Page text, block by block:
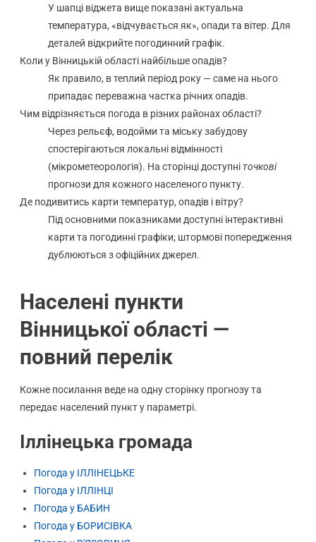
У шапці віджета вище показані актуальна
температура, «відчувається як», опади та вітер. Для
деталей відкрийте погодинний графік.
Коли у Вінницькій області найбільше опадів?
Як правило, в теплий період року — саме на нього
припадає переважна частка річних опадів.
Чим відрізняється погода в різних районах області?
Через рельєф, водойми та міську забудову
спостерігаються локальні відмінності
(мікрометеорологія). На сторінці доступніточкові
прогнози для кожного населеного пункту.
Де подивитись карти температур, опадів і вітру?
Під основними показниками доступні інтерактивні
карти та погодинні графіки; штормові попередження
дублюються з офіційних джерел.
Населені пункти
Вінницької області —
повний перелік
Кожне посилання веде на одну сторінку прогнозу та
передає населений пункт у параметрі.
Іллінецька громада
Погода у ІЛЛІНЕЦЬКЕ
Погода у ІЛЛІНЦІ
Погода у БАБИН
Погода у БОРИСІВКА